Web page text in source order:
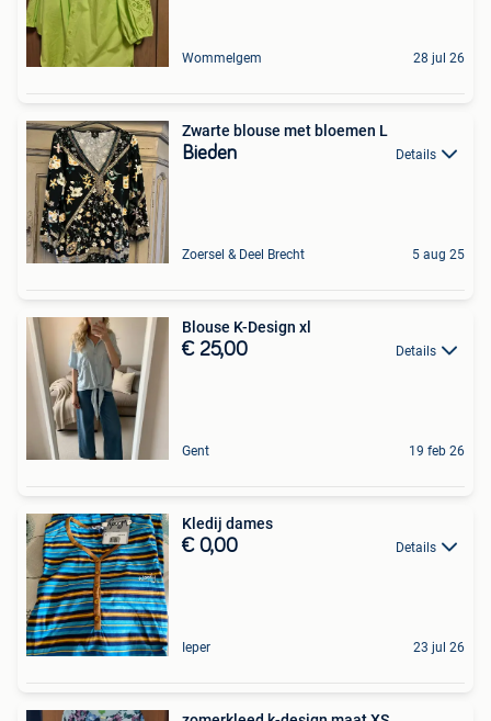
Wommelgem 28 jul 26
Zwarte blouse met bloemen L
Bieden Details
Zoersel & Deel Brecht 5 aug 25
Blouse K-Design xl
€ 25,00 Details
Gent 19 feb 26
Kledij dames
€ 0,00 Details
Ieper 23 jul 26